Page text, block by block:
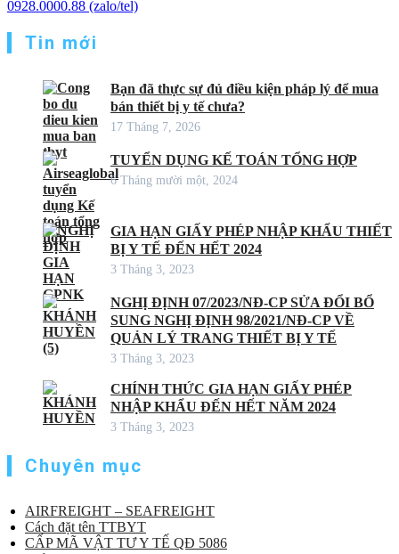
0928.0000.88 (zalo/tel)
Tin mới
Bạn đã thực sự đủ điều kiện pháp lý để mua
bán thiết bị y tế chưa?
17 Tháng 7, 2026
TUYỂN DỤNG KẾ TOÁN TỔNG HỢP
6 Tháng mười một, 2024
GIA HẠN GIẤY PHÉP NHẬP KHẨU THIẾT
BỊ Y TẾ ĐẾN HẾT 2024
3 Tháng 3, 2023
NGHỊ ĐỊNH 07/2023/NĐ-CP SỬA ĐỔI BỔ
SUNG NGHỊ ĐỊNH 98/2021/NĐ-CP VỀ
QUẢN LÝ TRANG THIẾT BỊ Y TẾ
3 Tháng 3, 2023
CHÍNH THỨC GIA HẠN GIẤY PHÉP
NHẬP KHẨU ĐẾN HẾT NĂM 2024
3 Tháng 3, 2023
Chuyên mục
AIRFREIGHT – SEAFREIGHT
Cách đặt tên TTBYT
CẤP MÃ VẬT TƯ Y TẾ QĐ 5086